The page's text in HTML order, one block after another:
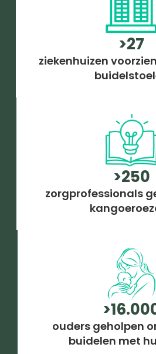
>27
ziekenhuizen
>250
zorgprofessionals
ouders geholpen
buidelen met